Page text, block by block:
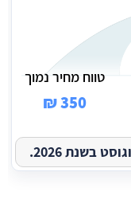
טווח מחיר נמוך
350 ₪
בשנת 2026.